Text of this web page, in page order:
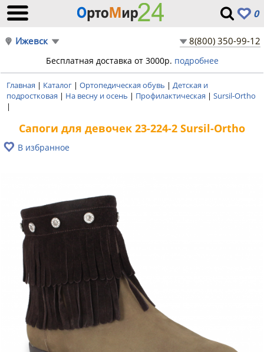
0
Ижевск 8(800) 350-99-12
Бесплатная доставка от 3000р. подробнее
Главная | Каталог | Ортопедическая обувь | Детская и
подростковая | На весну и осень | Профилактическая | Sursil-Ortho
|
Сапоги для девочек 23-224-2 Sursil-Ortho
В избранное